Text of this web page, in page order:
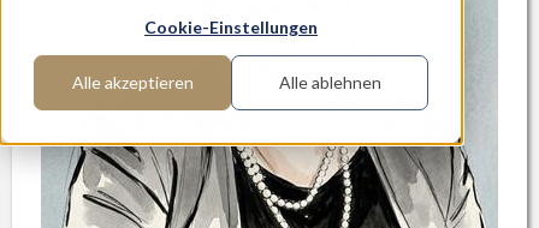
Cookie-Einstellungen
Alle akzeptieren Alle ablehnen